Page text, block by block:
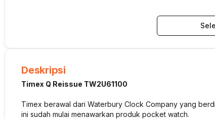
Deskripsi
Timex Q Reissue TW2U61100
Timex berawal dari Waterbury Clock Company yang
ini sudah mulai menawarkan produk pocket watch.